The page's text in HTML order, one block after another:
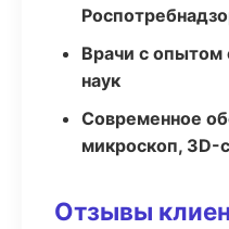
Врачи с опытом
наук
Современное
микроскоп, 3D-
Отзывы